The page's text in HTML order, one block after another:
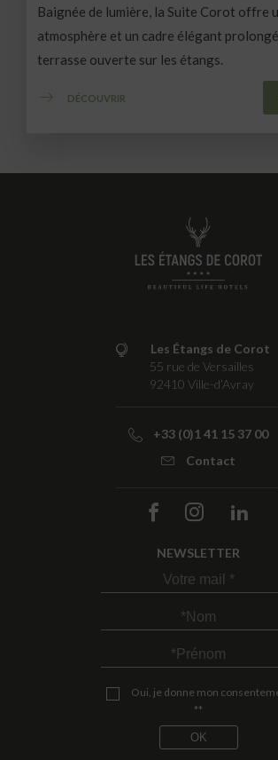
Baignée de lumière, la Suite Corot offre
atmosphère et un cadre élégant
terrasse ouverte sur les étangs.
DÉCOUVRIR
Les Étangs de Corot
55 rue de Versailles
92410 Ville-d’Avray
+33 (0)1 41 15 37 00
Contact
NEWSLETTER
Oui, je donne mon
**